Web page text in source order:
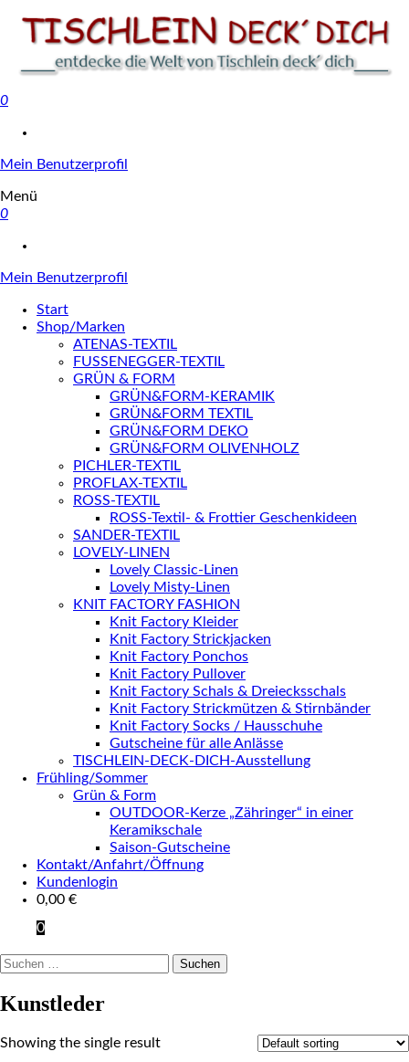
0
Mein Benutzerprofil
Menü
0
Mein Benutzerprofil
Start
Shop/Marken
ATENAS-TEXTIL
FUSSENEGGER-TEXTIL
GRÜN & FORM
GRÜN&FORM-KERAMIK
GRÜN&FORM TEXTIL
GRÜN&FORM DEKO
GRÜN&FORM OLIVENHOLZ
PICHLER-TEXTIL
PROFLAX-TEXTIL
ROSS-TEXTIL
ROSS-Textil- & Frottier Geschenkideen
SANDER-TEXTIL
LOVELY-LINEN
Lovely Classic-Linen
Lovely Misty-Linen
KNIT FACTORY FASHION
Knit Factory Kleider
Knit Factory Strickjacken
Knit Factory Ponchos
Knit Factory Pullover
Knit Factory Schals & Dreiecksschals
Knit Factory Strickmützen & Stirnbänder
Knit Factory Socks / Hausschuhe
Gutscheine für alle Anlässe
TISCHLEIN-DECK-DICH-Ausstellung
Frühling/Sommer
Grün & Form
OUTDOOR-Kerze „Zähringer“ in einer
Keramikschale
Saison-Gutscheine
Kontakt/Anfahrt/Öffnung
Kundenlogin
0,00 €
0
Suchen
Kunstleder
Showing the single result